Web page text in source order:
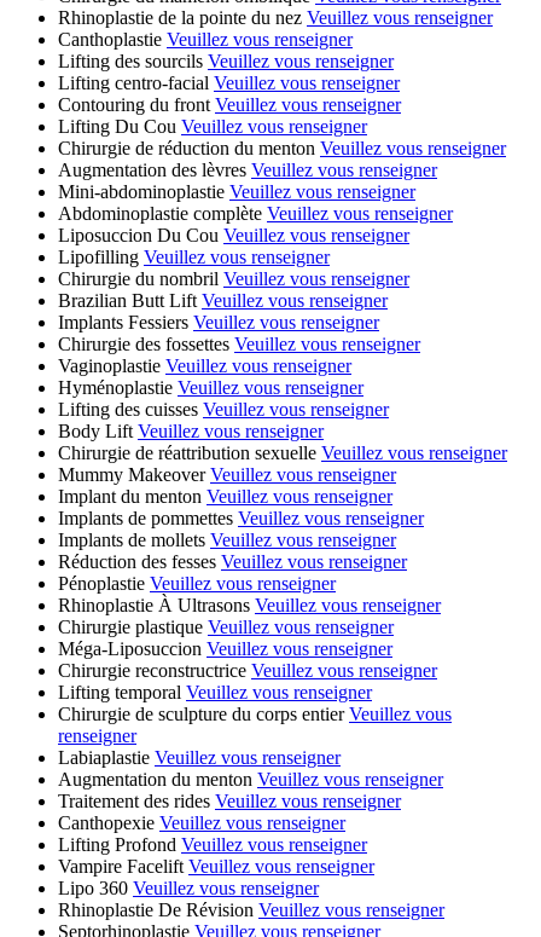
Rhinoplastie de la pointe du nez Veuillez vous renseigner
Canthoplastie Veuillez vous renseigner
Lifting des sourcils Veuillez vous renseigner
Lifting centro-facial Veuillez vous renseigner
Contouring du front Veuillez vous renseigner
Lifting Du Cou Veuillez vous renseigner
Chirurgie de réduction du menton Veuillez vous renseigner
Augmentation des lèvres Veuillez vous renseigner
Mini-abdominoplastie Veuillez vous renseigner
Abdominoplastie complète Veuillez vous renseigner
Liposuccion Du Cou Veuillez vous renseigner
Lipofilling Veuillez vous renseigner
Chirurgie du nombril Veuillez vous renseigner
Brazilian Butt Lift Veuillez vous renseigner
Implants Fessiers Veuillez vous renseigner
Chirurgie des fossettes Veuillez vous renseigner
Vaginoplastie Veuillez vous renseigner
Hyménoplastie Veuillez vous renseigner
Lifting des cuisses Veuillez vous renseigner
Body Lift Veuillez vous renseigner
Chirurgie de réattribution sexuelle Veuillez vous renseigner
Mummy Makeover Veuillez vous renseigner
Implant du menton Veuillez vous renseigner
Implants de pommettes Veuillez vous renseigner
Implants de mollets Veuillez vous renseigner
Réduction des fesses Veuillez vous renseigner
Pénoplastie Veuillez vous renseigner
Rhinoplastie À Ultrasons Veuillez vous renseigner
Chirurgie plastique Veuillez vous renseigner
Méga-Liposuccion Veuillez vous renseigner
Chirurgie reconstructrice Veuillez vous renseigner
Lifting temporal Veuillez vous renseigner
Chirurgie de sculpture du corps entier Veuillez vous
renseigner
Labiaplastie Veuillez vous renseigner
Augmentation du menton Veuillez vous renseigner
Traitement des rides Veuillez vous renseigner
Canthopexie Veuillez vous renseigner
Lifting Profond Veuillez vous renseigner
Vampire Facelift Veuillez vous renseigner
Lipo 360 Veuillez vous renseigner
Rhinoplastie De Révision Veuillez vous renseigner
Septorhinoplastie Veuillez vous renseigner